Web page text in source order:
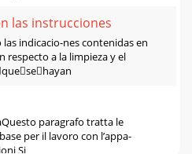
las instrucciones
indicacio-nes contenidas en
respecto a la limpieza y el
paragrafo tratta le
per il lavoro con l’appa-
Si